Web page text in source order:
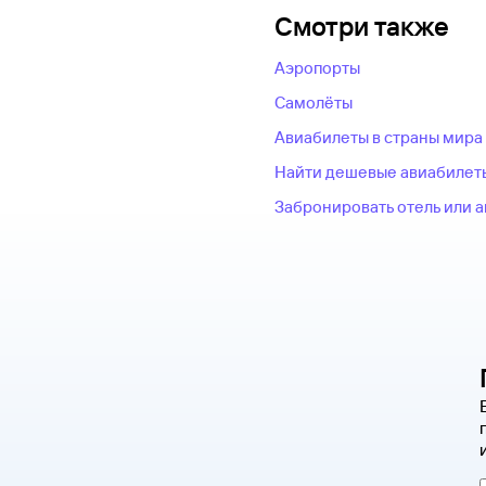
Смотри также
Аэропорты
Самолёты
Авиабилеты в страны мира
Найти дешевые
Забронировать отель или